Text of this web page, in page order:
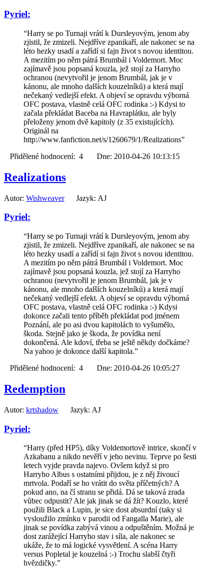
Pyriel:
“Harry se po Turnaji vrátí k Dursleyovým, jenom aby
zjistil, že zmizeli. Nejdříve zpanikaří, ale nakonec se na
léto hezky usadí a zařídí si fajn život s novou identitou.
A mezitím po něm pátrá Brumbál i Voldemort. Moc
zajímavě jsou popsaná kouzla, jež stojí za Harryho
ochranou (nevytvořil je jenom Brumbál, jak je v
kánonu, ale mnoho dalších kouzelníků) a která mají
nečekaný vedlejší efekt. A objeví se opravdu výborná
OFC postava, vlastně celá OFC rodinka :-) Kdysi to
začala překládat Baceba na Havraplátku, ale byly
přeloženy jenom dvě kapitoly (z 35 existujících).
Originál na
http://www.fanfiction.net/s/1260679/1/Realizations”
Přidělené hodnocení: 4 Dne: 2010-04-26 10:13:15
Realizations
Autor: WishweaverJazyk: AJ
Pyriel:
“Harry se po Turnaji vrátí k Dursleyovým, jenom aby
zjistil, že zmizeli. Nejdříve zpanikaří, ale nakonec se na
léto hezky usadí a zařídí si fajn život s novou identitou.
A mezitím po něm pátrá Brumbál i Voldemort. Moc
zajímavě jsou popsaná kouzla, jež stojí za Harryho
ochranou (nevytvořil je jenom Brumbál, jak je v
kánonu, ale mnoho dalších kouzelníků) a která mají
nečekaný vedlejší efekt. A objeví se opravdu výborná
OFC postava, vlastně celá OFC rodinka :-) Kdysi
dokonce začali tento příběh překládat pod jménem
Poznání, ale po asi dvou kapitolách to vyšumělo,
škoda. Stejně jako je škoda, že povídka není
dokončená. Ale kdoví, třeba se ještě někdy dočkáme?
Na yahoo je dokonce další kapitola.”
Přidělené hodnocení: 4 Dne: 2010-04-26 10:05:27
Redemption
Autor: krtshadow Jazyk: AJ
Pyriel:
“Harry (před HP5), díky Voldemortově intrice, skončí v
Azkabanu a nikdo nevěří v jeho nevinu. Teprve po šesti
letech vyjde pravda najevo. Ovšem když si pro
Harryho Albus s ostatními přijdou, je z něj živoucí
mrtvola. Podaří se ho vrátit do světa příčetných? A
pokud ano, na čí stranu se přidá. Dá se taková zrada
vůbec odpustit? Ale jak jinak se dá žít? Kouzlo, které
použili Black a Lupin, je sice dost absurdní (taky si
vysloužilo zmínku v parodii od Fangalla Marie), ale
jinak se povídka zabývá vinou a odpuštěním. Možná je
dost zarážející Harryho stav i síla, ale nakonec se
ukáže, že to má logické vysvětlení. A scéna Harry
versus Popletal je kouzelná :-) Trochu slabší čtyři
hvězdičky.”